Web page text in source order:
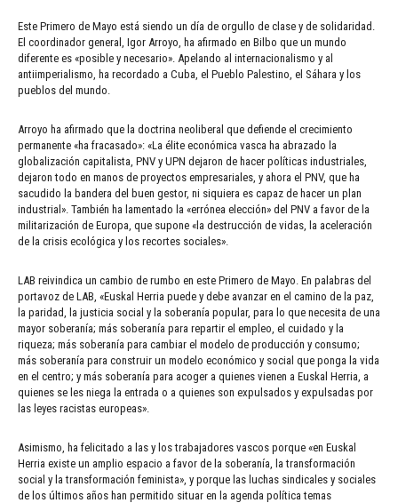
Este Primero de Mayo está siendo un día de orgullo de clase y de solidaridad.
El coordinador general, Igor Arroyo, ha afirmado en Bilbo que un mundo
diferente es «posible y necesario». Apelando al internacionalismo y al
antiimperialismo, ha recordado a Cuba, el Pueblo Palestino, el Sáhara y los
pueblos del mundo.
Arroyo ha afirmado que la doctrina neoliberal que defiende el crecimiento
permanente «ha fracasado»: «La élite económica vasca ha abrazado la
globalización capitalista, PNV y UPN dejaron de hacer políticas industriales,
dejaron todo en manos de proyectos empresariales, y ahora el PNV, que ha
sacudido la bandera del buen gestor, ni siquiera es capaz de hacer un plan
industrial». También ha lamentado la «errónea elección» del PNV a favor de la
militarización de Europa, que supone «la destrucción de vidas, la aceleración
de la crisis ecológica y los recortes sociales».
LAB reivindica un cambio de rumbo en este Primero de Mayo. En palabras del
portavoz de LAB, «Euskal Herria puede y debe avanzar en el camino de la paz,
la paridad, la justicia social y la soberanía popular, para lo que necesita de una
mayor soberanía; más soberanía para repartir el empleo, el cuidado y la
riqueza; más soberanía para cambiar el modelo de producción y consumo;
más soberanía para construir un modelo económico y social que ponga la vida
en el centro; y más soberanía para acoger a quienes vienen a Euskal Herria, a
quienes se les niega la entrada o a quienes son expulsados y expulsadas por
las leyes racistas europeas».
Asimismo, ha felicitado a las y los trabajadores vascos porque «en Euskal
Herria existe un amplio espacio a favor de la soberanía, la transformación
social y la transformación feminista», y porque las luchas sindicales y sociales
de los últimos años han permitido situar en la agenda política temas